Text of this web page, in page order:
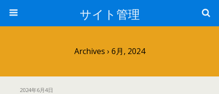
サイト管理
Archives › 6月, 2024
2024年6月4日